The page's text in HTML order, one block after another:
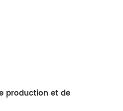
production et de